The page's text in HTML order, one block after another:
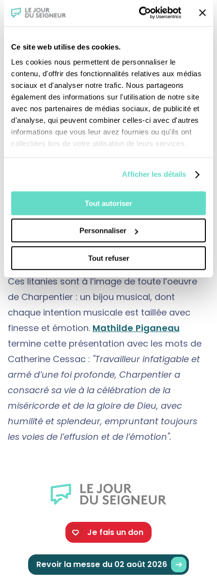
Ce site web utilise des cookies.
Les cookies nous permettent de personnaliser le
contenu, d'offrir des fonctionnalités relatives aux médias
sociaux et d'analyser notre trafic. Nous partageons
également des informations sur l'utilisation de notre site
avec nos partenaires de médias sociaux, de publicité et
d'analyse, qui peuvent combiner celles-ci avec d'autres
informations que vous leur avez fournies ou qu'ils ont
collectées lors de votre utilisation de leurs services.
Afficher les détails
Tout autoriser
Personnaliser
Tout refuser
spirituelle telle, qu’elle nous invite à
majeures de la musique sacrée occidentale,
aux côtés de Schütz et de Bach".
Ces litanies H84 sont donc l’une des 9
compositions de Charpentier sur ce sujet.
Elles empruntent la formation du trio de voix
d’hommes, accompagné de deux dessus
instrumentaux et de la basse continue. Le trio
de voix d’hommes est une formation typique
Vierge est une prière qui liste toutes les
qualités de la Vierge Marie. C’est une prière
d’intercession en faveur des croyants, d’où la
répétition des termes "ora pro nobis" : priez
pour nous.
Ces litanies sont à l’image de toute l’oeuvre
de Charpentier : un bijou musical, dont
chaque intention musicale est taillée avec
finesse et émotion. Mathilde Piganeau
termine cette présentation avec les mots de
Catherine Cessac : "Travailleur infatigable et
armé d’une foi profonde, Charpentier a
consacré sa vie à la célébration de la
miséricorde et de la gloire de Dieu, avec
humilité et splendeur, empruntant toujours
les voies de l’effusion et de l’émotion".
Je fais un don
Revoir la messe du 02 août 2026